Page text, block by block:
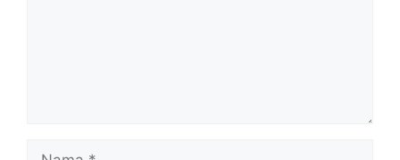
Nama